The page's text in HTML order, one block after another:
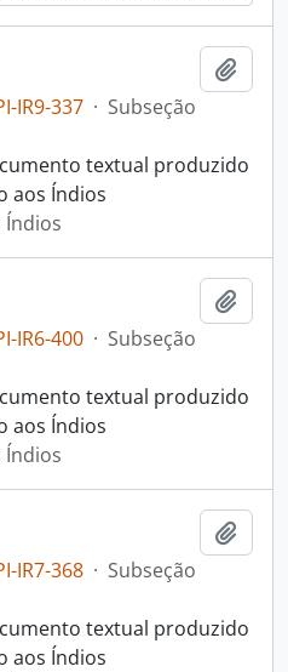
IR9-337 · Subseção
textual produzido
aos Índios
Índios
IR6-400 · Subseção
textual produzido
aos Índios
Índios
IR7-368 · Subseção
textual produzido
aos Índios